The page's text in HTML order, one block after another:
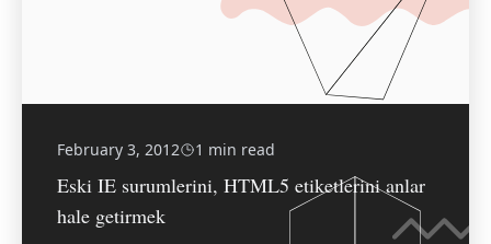
February 3, 2012 1 min read
Eski IE surumlerini, HTML5 etiketlerini anlar
hale getirmek